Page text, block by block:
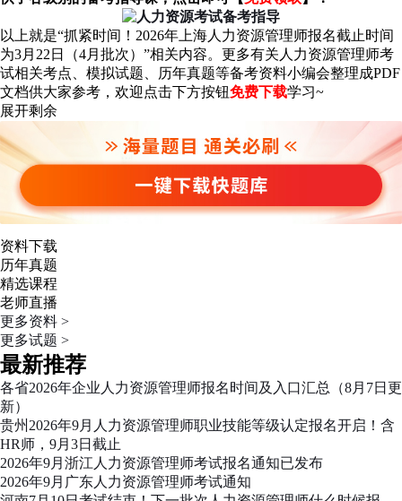
以上就是“抓紧时间！2026年上海人力资源管理师报名截止时间
为3月22日（4月批次）”相关内容。更多有关人力资源管理师考
试相关考点、模拟试题、历年真题等备考资料小编会整理成PDF
文档供大家参考，欢迎点击下方按钮免费下载学习~
展开剩余
资料下载
历年真题
精选课程
老师直播
更多资料 >
更多试题 >
最新推荐
各省2026年企业人力资源管理师报名时间及入口汇总（8月7日更
新）
贵州2026年9月人力资源管理师职业技能等级认定报名开启！含
HR师，9月3日截止
2026年9月浙江人力资源管理师考试报名通知已发布
2026年9月广东人力资源管理师考试通知